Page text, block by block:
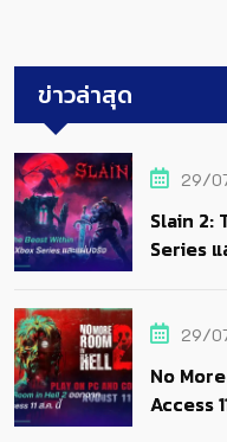
ข่าวล่าสุด
29/
Slain 2:
Series
29/
No
Access